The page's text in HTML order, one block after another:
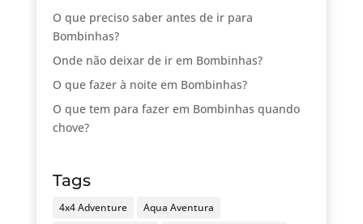
O que preciso saber antes de ir para
Bombinhas?
Onde não deixar de ir em Bombinhas?
O que fazer à noite em Bombinhas?
O que tem para fazer em Bombinhas quando
chove?
Tags
4x4 Adventure
Aqua Aventura